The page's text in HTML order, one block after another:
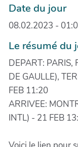
Date du jour
08.02.2023 -
Le résumé du
DEPART: PARIS,
DE GAULLE),
FEB 11:20
ARRIVEE:
INTL) - 21 FEB